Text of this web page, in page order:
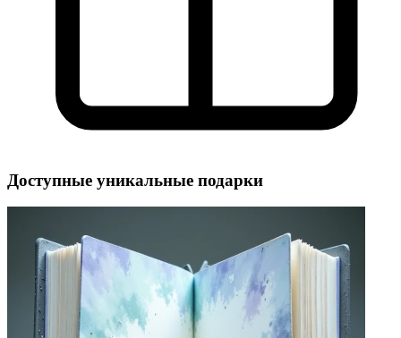
Доступные уникальные подарки